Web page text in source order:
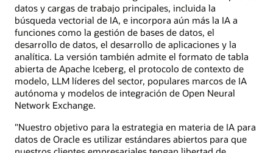
datos y cargas de trabajo principales, incluida la
búsqueda vectorial de IA, e incorpora aún más la IA a
funciones como la gestión de bases de datos, el
desarrollo de datos, el desarrollo de aplicaciones y la
analítica. La versión también admite el formato de tabla
abierta de Apache Iceberg, el protocolo de contexto de
modelo, LLM líderes del sector, populares marcos de IA
autónoma y modelos de integración de Open Neural
Network Exchange.
"Nuestro objetivo para la estrategia en materia de IA para
datos de Oracle es utilizar estándares abiertos para que